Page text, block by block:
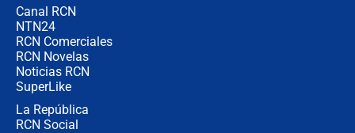
Canal RCN
NTN24
RCN Comerciales
RCN Novelas
Noticias RCN
SuperLike
La República
RCN Social